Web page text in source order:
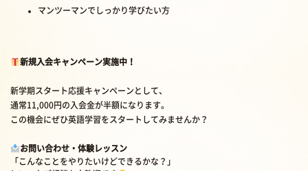
マンツーマンでしっかり学びたい方
新規入会キャンペーン実施中！
新学期スタート応援キャンペーンとして、
通常11,000円の入会金が半額になります。
この機会にぜひ英語学習をスタートしてみませんか？
お問い合わせ・体験レッスン
「こんなことをやりたいけどできるかな？」